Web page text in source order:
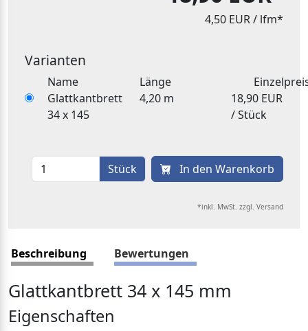
4,50 EUR/ lfm*
Varianten
Name Länge
Glattkantbrett
34 x 145
4,20 m
18,90 EUR
/ Stück
Stück In den Warenkorb
*inkl. MwSt. zzgl. Versand
Beschreibung Bewertungen
Glattkantbrett 34 x 145 mm
Eigenschaften